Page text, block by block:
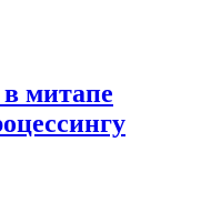
митапе